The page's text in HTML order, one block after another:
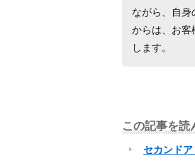
ながら、自
からは、お客
します。
この記事を読
セカンドア